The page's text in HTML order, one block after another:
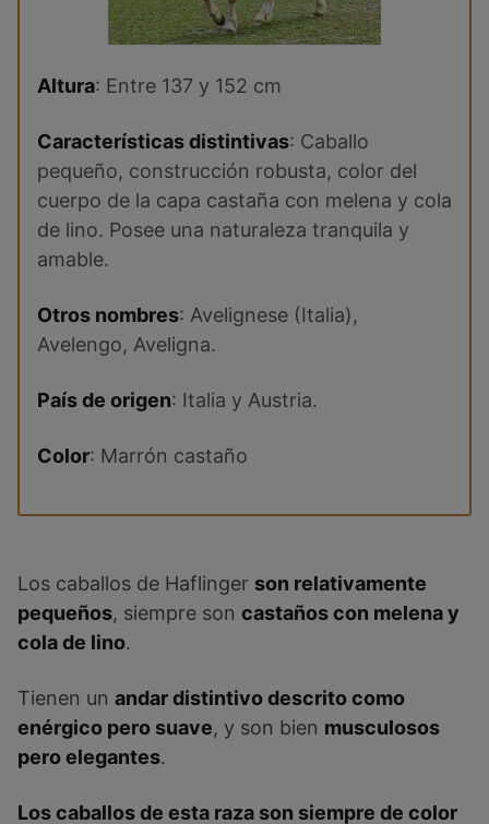
Altura: Entre 137 y 152 cm
Características distintivas: Caballo
pequeño, construcción robusta, color del
cuerpo de la capa castaña con melena y cola
de lino. Posee una naturaleza tranquila y
amable.
Otros nombres: Avelignese (Italia),
Avelengo, Aveligna.
País de origen: Italia y Austria.
Color: Marrón castaño
Los caballos de Haflinger son relativamente
pequeños, siempre son castaños con melena y
cola de lino.
Tienen un andar distintivo descrito como
enérgico pero suave, y son bien musculosos
pero elegantes.
Los caballos de esta raza son siempre de color